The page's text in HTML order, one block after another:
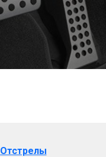
Отстрелы